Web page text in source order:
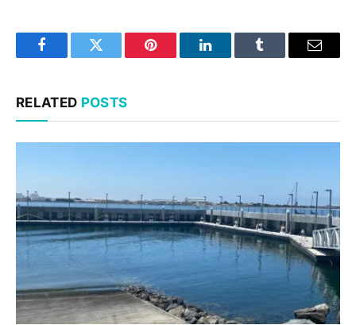
FacebookTwitter Pinterest LinkedInTumblr Email
RELATED POSTS